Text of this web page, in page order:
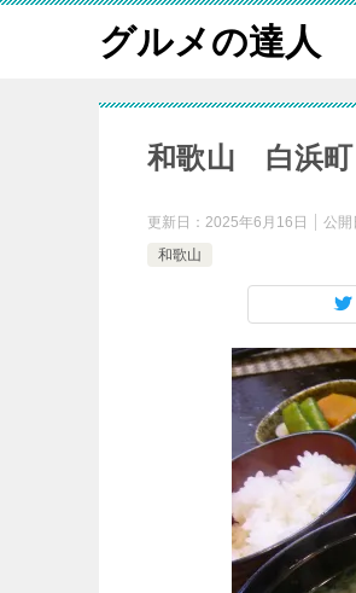
グルメの達人
和歌山 白浜
更新日： 2025年6月16日 公開
和歌山